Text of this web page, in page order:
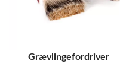
Grævlingefordriver